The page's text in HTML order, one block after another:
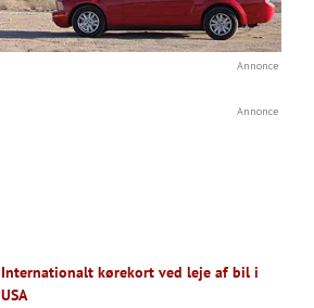
Annonce
Annonce
Internationalt kørekort ved leje af bil i
USA